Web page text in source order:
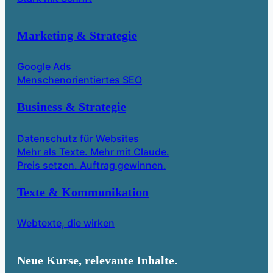
Marketing & Strategie
Google Ads
Menschenorientiertes SEO
Business & Strategie
Datenschutz für Websites
Mehr als Texte. Mehr mit Claude.
Preis setzen. Auftrag gewinnen.
Texte & Kommunikation
Webtexte, die wirken
Neue Kurse, relevante Inhalte.